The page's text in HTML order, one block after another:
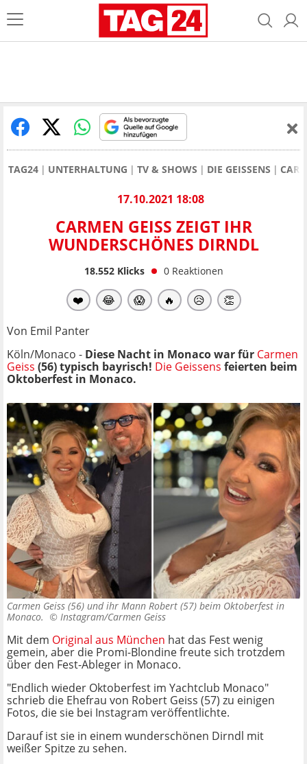
TAG24 UNTERHALTUNG TV & SHOWS DIE GEISSENS
17.10.2021 18:08
CARMEN GEISS ZEIGT IHR
WUNDERSCHÖNES DIRNDL
18.552Klicks 0 Reaktionen
❤️ 😂 😱 🔥 😥 👏
Von Emil Panter
Köln/Monaco - Diese Nacht in Monaco war für Carmen
Geiss (56) typisch bayrisch! Die Geissens feierten beim
Oktoberfest in Monaco.
Carmen Geiss (56) und ihr Mann Robert (57) beim Oktoberfest in
Monaco. © Instagram/Carmen Geiss
Mit dem Original aus München hat das Fest wenig
gemein, aber die Promi-Blondine freute sich trotzdem
über den Fest-Ableger in Monaco.
"Endlich wieder Oktoberfest im Yachtclub Monaco"
schrieb die Ehefrau von Robert Geiss (57) zu einigen
Fotos, die sie bei Instagram veröffentlichte.
Darauf ist sie in einem wunderschönen Dirndl mit
weißer Spitze zu sehen.